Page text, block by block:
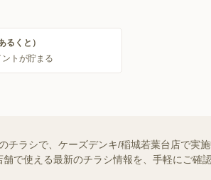
るくと）
トが貯まる
ラシで、ケーズデンキ/稲城若葉台店で実
で使える最新のチラシ情報を、手軽にご確